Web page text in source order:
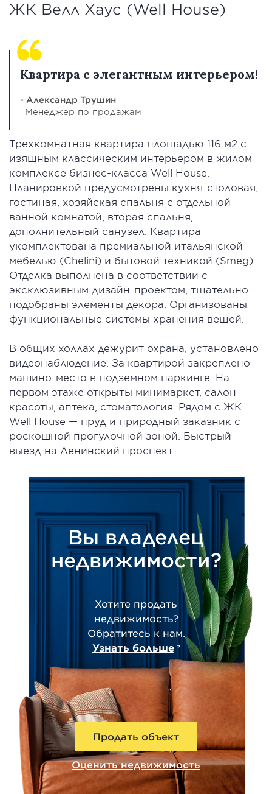
ЖК Велл Хаус (Well House)
Квартира с элегантным интерьером!
- Александр Трушин
Менеджер по продажам
Трехкомнатная квартира площадью 116 м2 с
изящным классическим интерьером в жилом
комплексе бизнес-класса Well House.
Планировкой предусмотрены кухня-столовая,
гостиная, хозяйская спальня с отдельной
ванной комнатой, вторая спальня,
дополнительный санузел. Квартира
укомплектована премиальной итальянской
мебелью (Chelini) и бытовой техникой (Smeg).
Отделка выполнена в соответствии с
эксклюзивным дизайн-проектом, тщательно
подобраны элементы декора. Организованы
функциональные системы хранения вещей.
В общих холлах дежурит охрана, установлено
видеонаблюдение. За квартирой закреплено
машино-место в подземном паркинге. На
первом этаже открыты минимаркет, салон
красоты, аптека, стоматология. Рядом с ЖК
Well House — пруд и природный заказник с
роскошной прогулочной зоной. Быстрый
выезд на Ленинский проспект.
Вы владелец
недвижимости?
Хотите продать
недвижимость?
Обратитесь к нам.
Узнать больше
Продать объект
Оценить недвижимость